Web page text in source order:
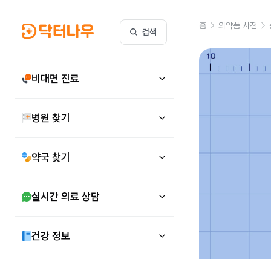
검색
비대면 진료
병원 찾기
약국 찾기
실시간 의료 상담
건강 정보
홈 의약품 사전